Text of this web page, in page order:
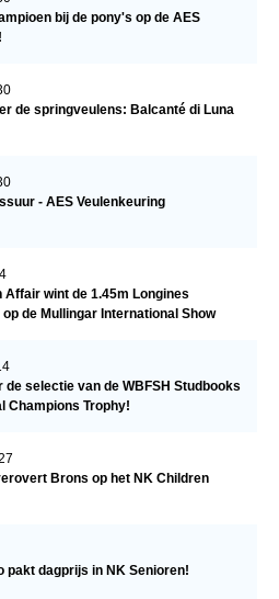
bij de pony's op de AES
de springveulens: Balcanté di Luna
- AES Veulenkeuring
wint de 1.45m Longines
de Mullingar International Show
de selectie van de WBFSH Studbooks
Champions Trophy!
Brons op het NK Children
pakt dagprijs in NK Senioren!